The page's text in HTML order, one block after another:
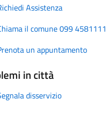
Assistenza
il comune 099 4581111
un appuntamento
in città
disservizio